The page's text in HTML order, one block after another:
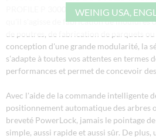
WEINIG USA,
PROFILE P 3000, les applications les
qu'il s'agisse de fabrication de moulures
de poutres, de fabrication de parquets
conception d'une grande modularité, la
s'adapte à toutes vos attentes en termes
performances et permet de concevoir
Avec l'aide de la commande intelligente
positionnement automatique des arbres
breveté PowerLock, jamais le pointage
simple, aussi rapide et aussi sûr. De